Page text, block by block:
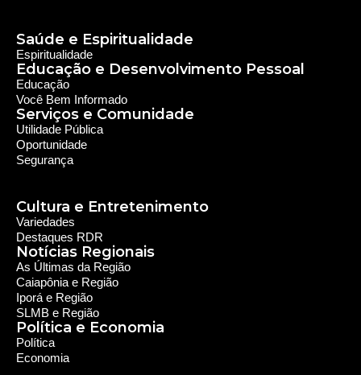
Saúde e Espiritualidade
Espiritualidade
Educação e Desenvolvimento Pessoal
Educação
Você Bem Informado
Serviços e Comunidade
Utilidade Pública
Oportunidade
Segurança
Cultura e Entretenimento
Política e Economia
Notícias Regionais
Política
Economia
As Últimas da Região
Caiapônia e Região
Iporá e Região
SLMB e Região
Variedades
Destaques RDR